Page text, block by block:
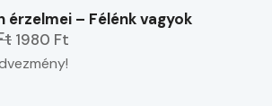
érzelmei – Félénk vagyok
1980 Ft